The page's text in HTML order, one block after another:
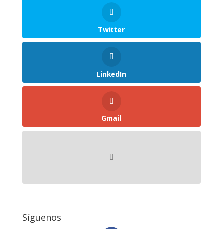
Twitter
LinkedIn
Gmail
Síguenos